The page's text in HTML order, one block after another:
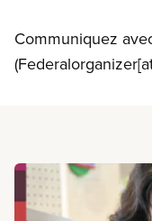
Communiquez
En savoir